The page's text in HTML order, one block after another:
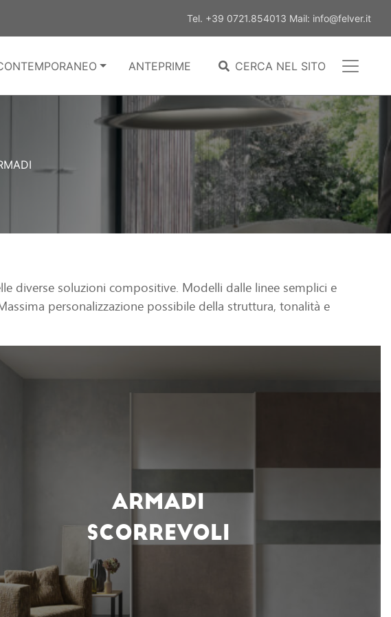
Tel. +39 0721.854013 Mail: info@felver.it
ANTEPRIME CERCA NEL SITO
diverse soluzioni compositive. Modelli dalle linee semplici e
personalizzazione possibile della struttura, tonalità e
ARMADI
SCORREVOLI